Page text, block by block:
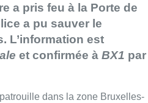
a pris feu à la Porte de
a pu sauver le
L’information est
et confirmée à BX1 par
dans la zone Bruxelles-